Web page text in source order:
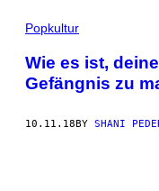
Popkultur
Wie es ist,
Gefängnis zu
10.11.18BY SHANI